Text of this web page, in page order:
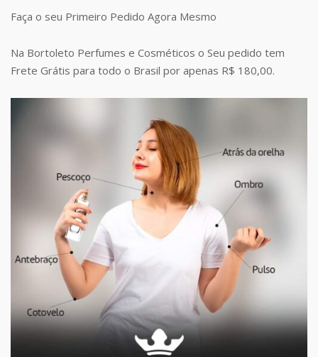
Faça o seu Primeiro Pedido Agora Mesmo
Na Bortoleto Perfumes e Cosméticos o Seu pedido tem
Frete Grátis para todo o Brasil por apenas R$ 180,00.